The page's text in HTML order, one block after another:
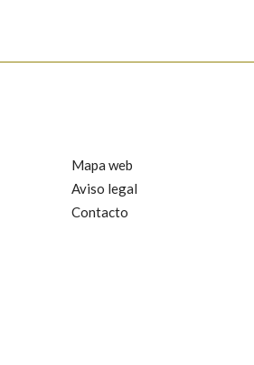
a Real Academia Galega informa a
de carácter persoal, que estes datos
seus datos poñéndose en contacto
Mapa web
Aviso legal
Contacto